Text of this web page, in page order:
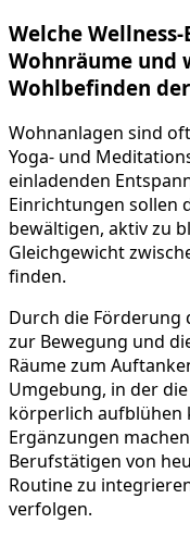
Welche
Wohnräume und
Wohlbefinden
Wohnanlagen sind
Yoga- und
einladenden
Einrichtungen sollen
bewältigen, aktiv zu
Gleichgewicht
finden.
Durch die Förderung
zur Bewegung und
Räume zum
Umgebung, in der
körperlich aufblühen
Ergänzungen
Berufstätigen von
Routine zu
verfolgen.